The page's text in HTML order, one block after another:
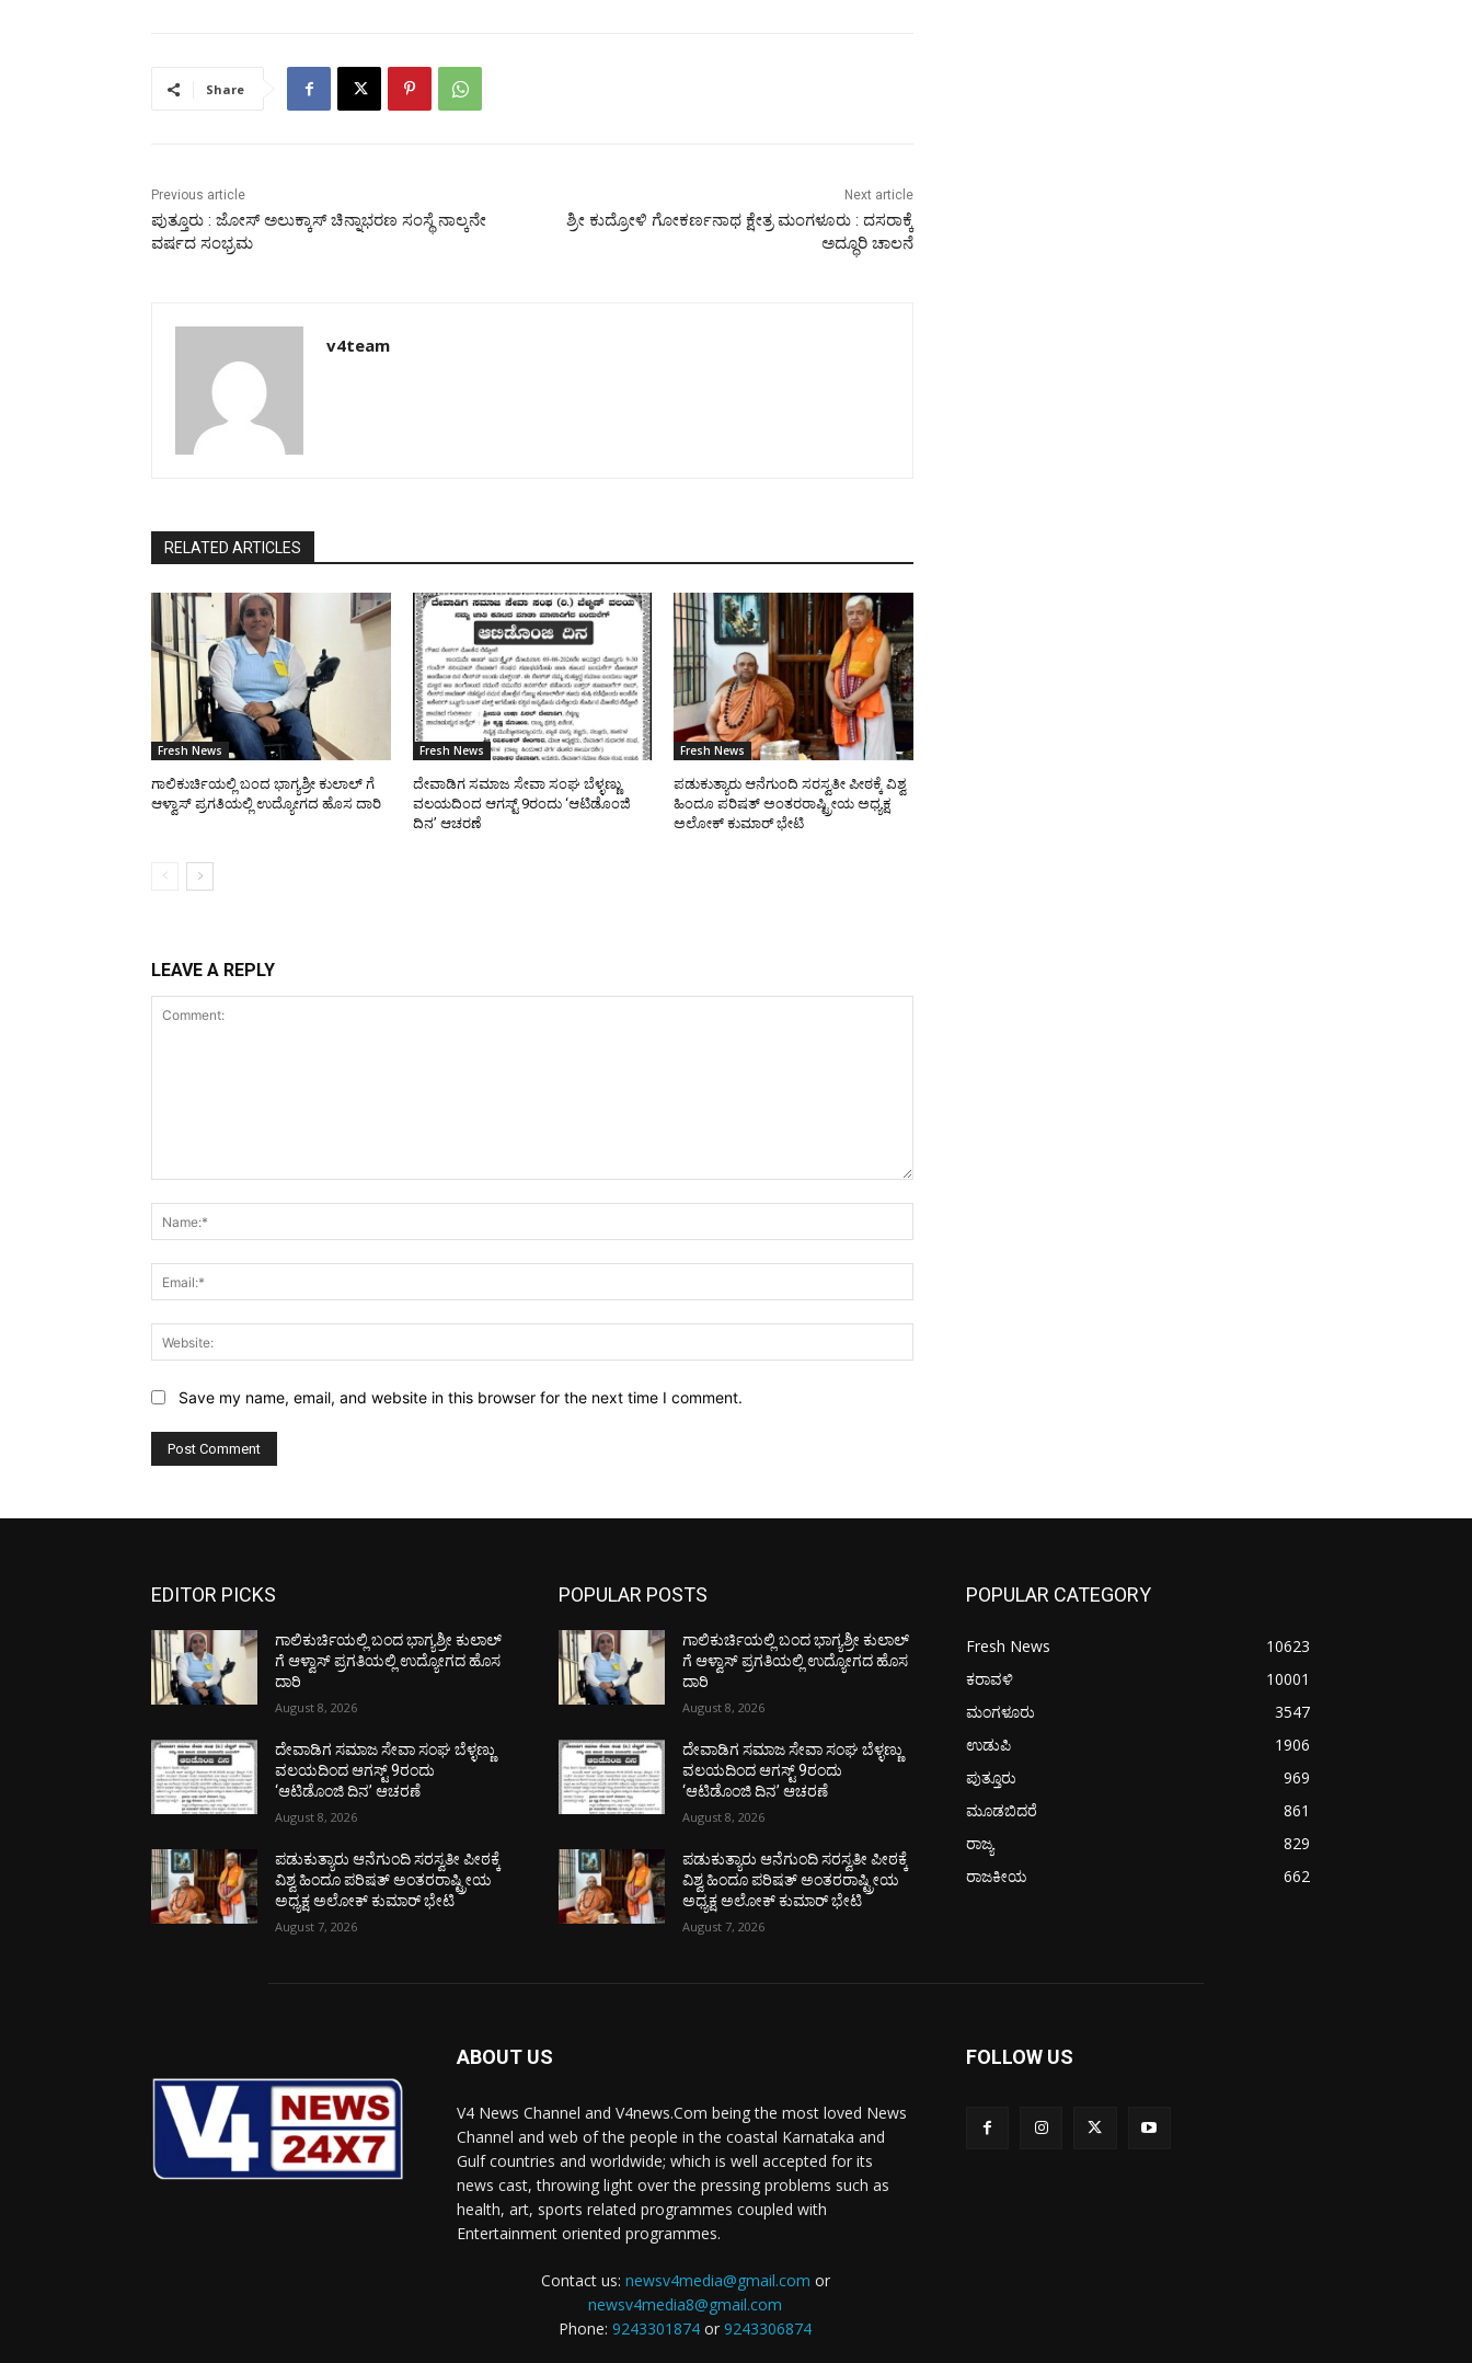
Share
Previous article
ಪುತ್ತೂರು : ಜೋಸ್ ಅಲುಕ್ಕಾಸ್ ಚಿನ್ನಾಭರಣ ಸಂಸ್ಥೆ ನಾಲ್ಕನೇ
ವರ್ಷದ ಸಂಭ್ರಮ
Next article
ಶ್ರೀ ಕುದ್ರೋಳಿ ಗೋಕರ್ಣನಾಥ ಕ್ಷೇತ್ರ ಮಂಗಳೂರು : ದಸರಾಕ್ಕೆ
ಅದ್ಧೂರಿ ಚಾಲನೆ
v4team
RELATED ARTICLES
Fresh News
ಗಾಲಿಕುರ್ಚಿಯಲ್ಲಿ ಬಂದ ಭಾಗ್ಯಶ್ರೀ ಕುಲಾಲ್ ಗೆ
ಆಳ್ವಾಸ್ ಪ್ರಗತಿಯಲ್ಲಿ ಉದ್ಯೋಗದ ಹೊಸ ದಾರಿ
Fresh News
ದೇವಾಡಿಗ ಸಮಾಜ ಸೇವಾ ಸಂಘ ಬೆಳ್ಳಣ್ಣು
ವಲಯದಿಂದ ಆಗಸ್ಟ್ 9ರಂದು ‘ಆಟಿಡೊಂಜಿ
ದಿನ’ ಆಚರಣೆ
Fresh News
ಪಡುಕುತ್ಯಾರು ಆನೆಗುಂದಿ ಸರಸ್ವತೀ ಪೀಠಕ್ಕೆ ವಿಶ್ವ
ಹಿಂದೂ ಪರಿಷತ್ ಅಂತರರಾಷ್ಟ್ರೀಯ ಅಧ್ಯಕ್ಷ
ಅಲೋಕ್ ಕುಮಾರ್ ಭೇಟಿ
LEAVE A REPLY
Save my name, email, and website in this browser for the next time I comment.
EDITOR PICKS
ಗಾಲಿಕುರ್ಚಿಯಲ್ಲಿ ಬಂದ ಭಾಗ್ಯಶ್ರೀ ಕುಲಾಲ್
ಗೆ ಆಳ್ವಾಸ್ ಪ್ರಗತಿಯಲ್ಲಿ ಉದ್ಯೋಗದ ಹೊಸ
ದಾರಿ
August 8, 2026
ದೇವಾಡಿಗ ಸಮಾಜ ಸೇವಾ ಸಂಘ ಬೆಳ್ಳಣ್ಣು
ವಲಯದಿಂದ ಆಗಸ್ಟ್ 9ರಂದು
‘ಆಟಿಡೊಂಜಿ ದಿನ’ ಆಚರಣೆ
August 8, 2026
ಪಡುಕುತ್ಯಾರು ಆನೆಗುಂದಿ ಸರಸ್ವತೀ ಪೀಠಕ್ಕೆ
ವಿಶ್ವ ಹಿಂದೂ ಪರಿಷತ್ ಅಂತರರಾಷ್ಟ್ರೀಯ
ಅಧ್ಯಕ್ಷ ಅಲೋಕ್ ಕುಮಾರ್ ಭೇಟಿ
August 7, 2026
POPULAR POSTS
ಗಾಲಿಕುರ್ಚಿಯಲ್ಲಿ ಬಂದ ಭಾಗ್ಯಶ್ರೀ ಕುಲಾಲ್
ಗೆ ಆಳ್ವಾಸ್ ಪ್ರಗತಿಯಲ್ಲಿ ಉದ್ಯೋಗದ ಹೊಸ
ದಾರಿ
August 8, 2026
ದೇವಾಡಿಗ ಸಮಾಜ ಸೇವಾ ಸಂಘ ಬೆಳ್ಳಣ್ಣು
ವಲಯದಿಂದ ಆಗಸ್ಟ್ 9ರಂದು
‘ಆಟಿಡೊಂಜಿ ದಿನ’ ಆಚರಣೆ
August 8, 2026
ಪಡುಕುತ್ಯಾರು ಆನೆಗುಂದಿ ಸರಸ್ವತೀ ಪೀಠಕ್ಕೆ
ವಿಶ್ವ ಹಿಂದೂ ಪರಿಷತ್ ಅಂತರರಾಷ್ಟ್ರೀಯ
ಅಧ್ಯಕ್ಷ ಅಲೋಕ್ ಕುಮಾರ್ ಭೇಟಿ
August 7, 2026
POPULAR CATEGORY
Fresh News
10623
ಕರಾವಳಿ
10001
ಮಂಗಳೂರು
3547
ಉಡುಪಿ
1906
ಪುತ್ತೂರು
969
ಮೂಡಬಿದರೆ
861
ರಾಜ್ಯ
829
ರಾಜಕೀಯ
662
ABOUT US
V4 News Channel and V4news.Com being the most loved News
Channel and web of the people in the coastal Karnataka and
Gulf countries and worldwide; which is well accepted for its
news cast, throwing light over the pressing problems such as
health, art, sports related programmes coupled with
Entertainment oriented programmes.
Contact us: newsv4media@gmail.com or
newsv4media8@gmail.com
Phone: 9243301874 or 9243306874
FOLLOW US